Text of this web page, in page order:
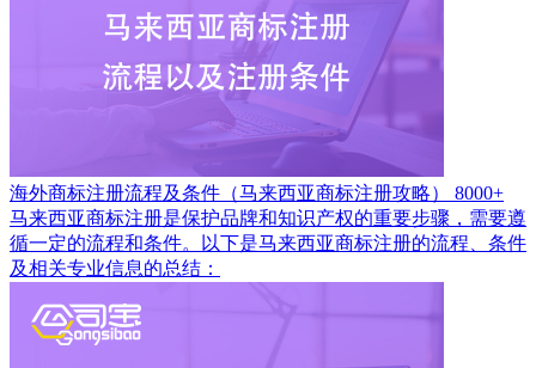
海外商标注册流程及条件（马来西亚商标注册攻略）
8000+
马来西亚商标注册是保护品牌和知识产权的重要步骤，需要遵
循一定的流程和条件。以下是马来西亚商标注册的流程、条件
及相关专业信息的总结：